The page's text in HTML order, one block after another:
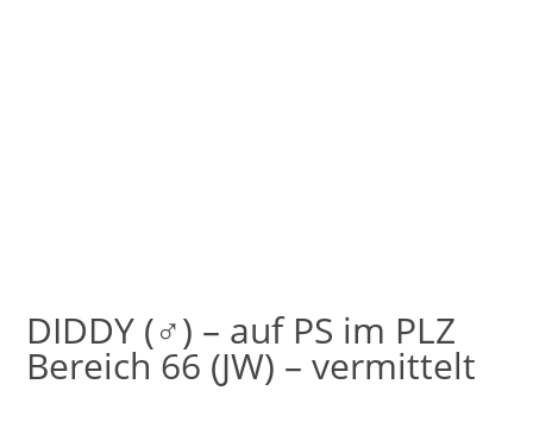
DIDDY (♂) – auf PS im PLZ
Bereich 66 (JW) – vermittelt